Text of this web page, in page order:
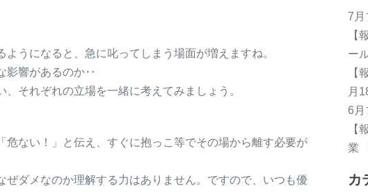
うになると、急に叱ってしまう場面が増えますね。
影響があるのか‥
それぞれの立場を一緒に考えてみましょう。
危ない！」と伝え、すぐに抱っこ等でその場から離す必要が
ダメなのか理解する力はありません。ですので、いつも優
7月
【
ー
【
月
6月
【
業
カ